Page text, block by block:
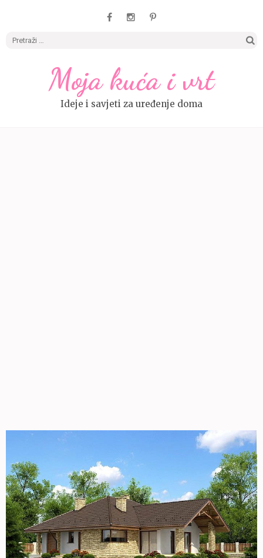
Moja kuća i vrt
Ideje i savjeti za uređenje doma